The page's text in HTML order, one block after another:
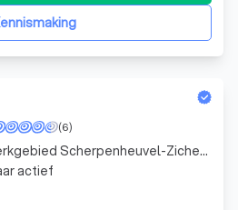
of
(6)
Werkgebied Scherpenheuvel-Zichem Testelt
actief